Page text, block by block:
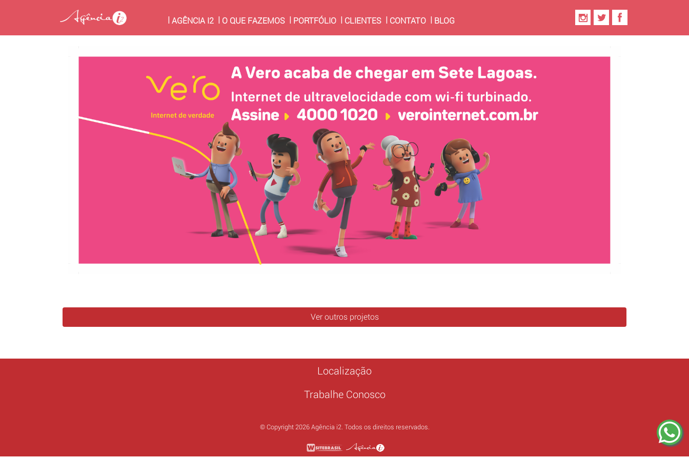
AGÊNCIA I2(CURRENT)
O QUE FAZEMOS PORTFÓLIO CLIENTES CONTATO BLOG
Ver outros projetos
Localização
Trabalhe Conosco
© Copyright 2026 Agência i2. Todos os direitos reservados.